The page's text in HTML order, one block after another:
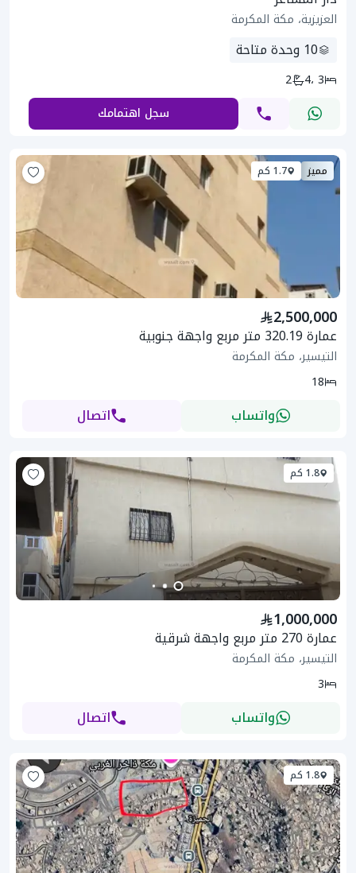
العزيزية، مكة المكرمة
10 وحدة متاحة
3 ،4
2
سجل اهتمامك
مميز 1.7 كم
2,500,000
عمارة 320.19 متر مربع واجهة جنوبية
التيسير، مكة المكرمة
18
واتساب اتصال
1.8 كم
1,000,000
عمارة 270 متر مربع واجهة شرقية
التيسير، مكة المكرمة
3
واتساب اتصال
1.8 كم